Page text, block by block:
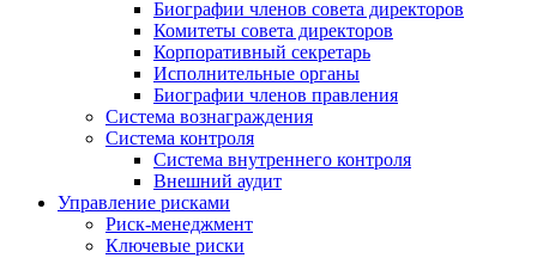
Биографии членов совета директоров
Комитеты совета директоров
Корпоративный секретарь
Исполнительные органы
Биографии членов правления
Система вознаграждения
Система контроля
Система внутреннего контроля
Внешний аудит
Управление рисками
Риск-менеджмент
Ключевые риски